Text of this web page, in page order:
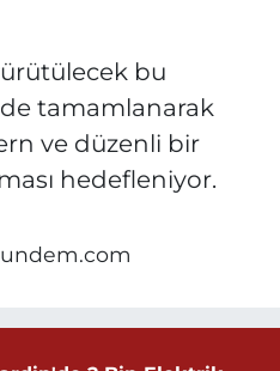
bu
tamamlanarak
ve düzenli bir
hedefleniyor.